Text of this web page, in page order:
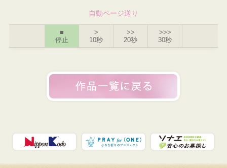
自動ページ送り
■
停止
>
10秒
>>
20秒
>>>
30秒